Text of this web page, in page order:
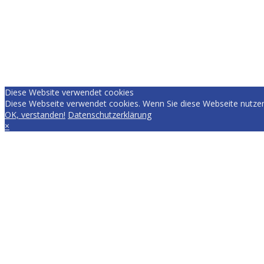
Diese Website verwendet cookies
Diese Webseite verwendet cookies. Wenn Sie diese Webseite
OK, verstanden! Datenschutzerklärung
×